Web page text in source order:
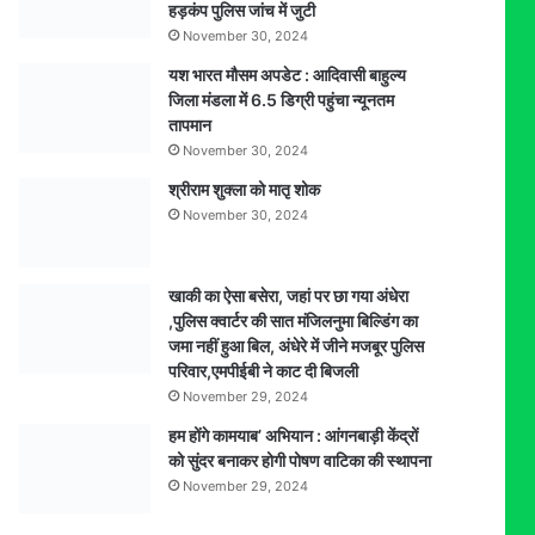
हड़कंप पुलिस जांच में जुटी
November 30, 2024
यश भारत मौसम अपडेट : आदिवासी बाहुल्य
जिला मंडला में 6.5 डिग्री पहुंचा न्यूनतम
तापमान
November 30, 2024
श्रीराम शुक्ला को मातृ शोक
November 30, 2024
खाकी का ऐसा बसेरा, जहां पर छा गया अंधेरा
,पुलिस क्वार्टर की सात मंजिलनुमा बिल्डिंग का
जमा नहीं हुआ बिल, अंधेरे में जीने मजबूर पुलिस
परिवार,एमपीईबी ने काट दी बिजली
November 29, 2024
हम होंगे कामयाब’ अभियान : आंगनबाड़ी केंद्रों
को सुंदर बनाकर होगी पोषण वाटिका की स्थापना
November 29, 2024